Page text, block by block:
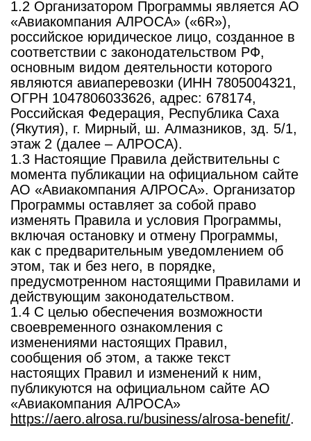
1.2 Организатором Программы является АО
«Авиакомпания АЛРОСА» («6R»),
российское юридическое лицо, созданное в
соответствии с законодательством РФ,
основным видом деятельности которого
являются авиаперевозки (ИНН 7805004321,
ОГРН 1047806033626, адрес: 678174,
Российская Федерация, Республика Саха
(Якутия), г. Мирный, ш. Алмазников, зд. 5/1,
этаж 2 (далее – АЛРОСА).
1.3 Настоящие Правила действительны с
момента публикации на официальном сайте
АО «Авиакомпания АЛРОСА». Организатор
Программы оставляет за собой право
изменять Правила и условия Программы,
включая остановку и отмену Программы,
как с предварительным уведомлением об
этом, так и без него, в порядке,
предусмотренном настоящими Правилами и
действующим законодательством.
1.4 С целью обеспечения возможности
своевременного ознакомления с
изменениями настоящих Правил,
сообщения об этом, а также текст
настоящих Правил и изменений к ним,
публикуются на официальном сайте АО
«Авиакомпания АЛРОСА»
https://aero.alrosa.ru/business/alrosa-benefit/.